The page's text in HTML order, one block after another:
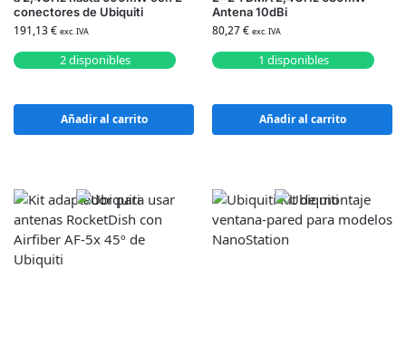
conectores de Ubiquiti
191,13€ exc. IVA
Añadir al carrito
2 disponibles
Antena 10dBi
80,27€ exc. IVA
Añadir al carrito
1 disponibles